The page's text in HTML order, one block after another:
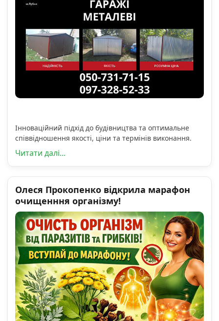
Інноваційний підхід до будівництва та оптимальне
співвідношення якості, ціни та термінів виконання.
Читати далі...
Олеся Прокопенко відкрила марафон
очищенння організму!